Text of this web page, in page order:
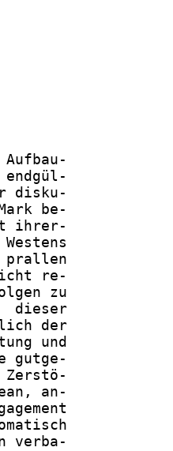
Aufbau-
endgül-
disku-
be-
ihrer-
Westens
prallen
re-
zu
dieser
der
und
gutge-
Zerstö-
an-
verba-